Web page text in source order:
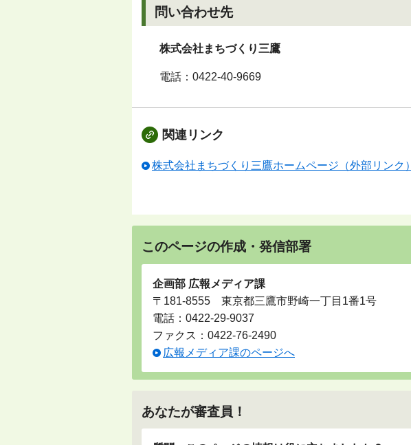
問い合わせ先
株式会社まちづくり三鷹
電話： 0422-40-9669
関連リンク
株式会社まちづくり三鷹ホームページ（外部リンク）
このページの作成・発信部署
企画部 広報メディア課
〒181-8555 東京都三鷹市野崎一丁目1番1号
電話： 0422-29-9037
ファクス：0422-76-2490
広報メディア課のページへ
あなたが審査員！